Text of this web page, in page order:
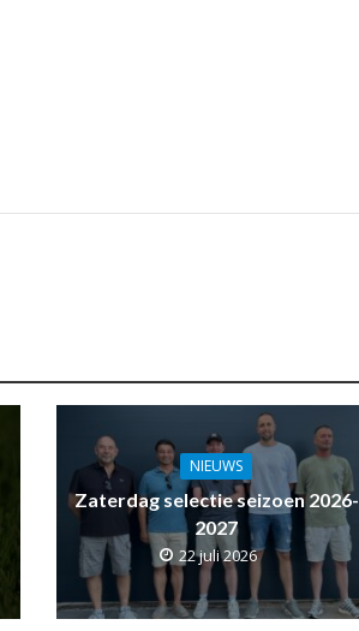
NIEUWS
Zaterdag selectie seizoen 2026-
2027
22 juli 2026